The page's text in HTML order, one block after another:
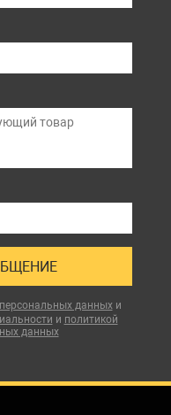
данныхи
и политикой
данных